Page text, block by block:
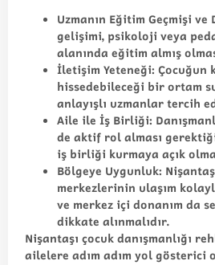
Uzmanın Eğitim Geçmişi ve
gelişimi, psikoloji veya
alanında eğitim almış
İletişim Yeteneği: Çocuğun
hissedebileceği bir ortam
anlayışlı uzmanlar tercih
Aile ile İş Birliği:
de aktif rol alması
iş birliği kurmaya açık
Bölgeye Uygunluk:
merkezlerinin ulaşım
ve merkez içi donanım da
dikkate alınmalıdır.
Nişantaşı çocuk danışmanlığı
ailelere adım adım yol gösterici